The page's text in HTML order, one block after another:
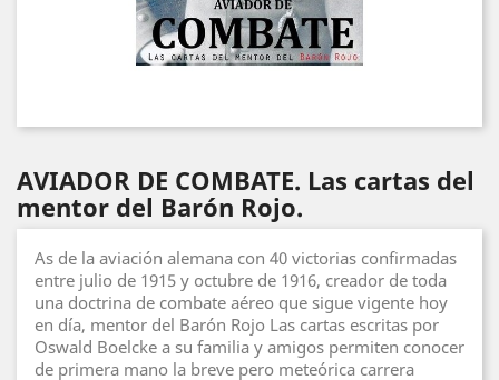
AVIADOR DE COMBATE. Las cartas del
mentor del Barón Rojo.
As de la aviación alemana con 40 victorias confirmadas
entre julio de 1915 y octubre de 1916, creador de toda
una doctrina de combate aéreo que sigue vigente hoy
en día, mentor del Barón Rojo Las cartas escritas por
Oswald Boelcke a su familia y amigos permiten conocer
de primera mano la breve pero meteórica carrera